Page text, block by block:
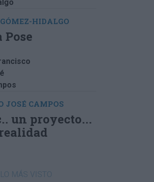
HIDALGO
Pose
JOSÉ CAMPOS
un proyecto...